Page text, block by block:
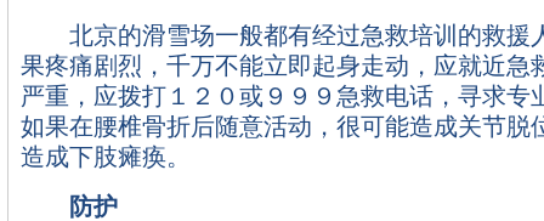
北京的滑雪场一般都有经过急救培训的救援
果疼痛剧烈，千万不能立即起身走动，应就近急
严重，应拨打１２０或９９９急救电话，寻求专
如果在腰椎骨折后随意活动，很可能造成关节脱
造成下肢瘫痪。
防护